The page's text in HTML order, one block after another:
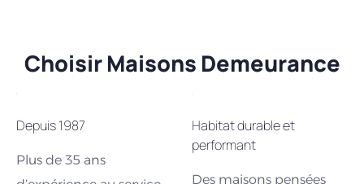
Choisir Maisons Demeurance
Depuis 1987
Plus de 35 ans
Habitat durable et
performant
Des maisons pensées